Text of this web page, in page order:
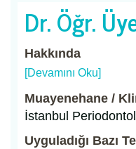
Dr. Öğr.
Hakkında
[Devamını Oku]
Muayenehane /
İstanbul
Uyguladığı Bazı